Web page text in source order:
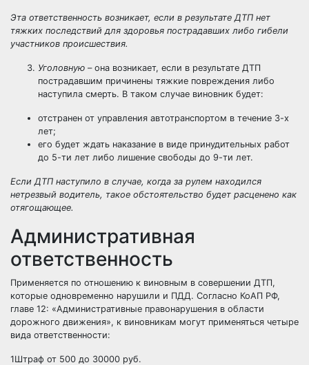
Эта ответственность возникает, если в результате ДТП нет
тяжких последствий для здоровья пострадавших либо гибели
участников происшествия.
Уголовную – она возникает, если в результате ДТП
пострадавшим причинены тяжкие повреждения либо
наступила смерть. В таком случае виновник будет:
отстранен от управления автотранспортом в течение 3-х
лет;
его будет ждать наказание в виде принудительных работ
до 5-ти лет либо лишение свободы до 9-ти лет.
Если ДТП наступило в случае, когда за рулем находился
нетрезвый водитель, такое обстоятельство будет расценено как
отягощающее.
Административная
ответственность
Применяется по отношению к виновным в совершении ДТП,
которые одновременно нарушили и ПДД. Согласно КоАП РФ,
главе 12: «Административные правонарушения в области
дорожного движения», к виновникам могут применяться четыре
вида ответственности:
1Штраф от 500 до 30000 руб.